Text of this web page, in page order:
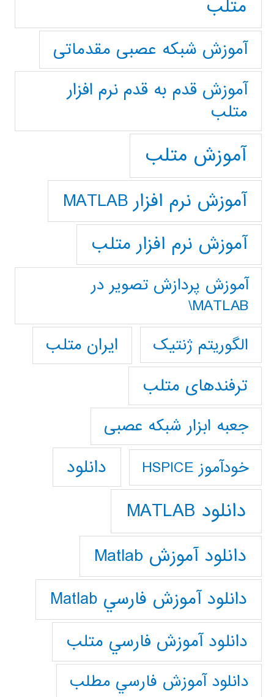
متلب
آموزش شبکه عصبی مقدماتی
آموزش قدم به قدم نرم افزار
متلب
آموزش متلب
آموزش نرم افزار MATLAB
آموزش نرم افزار متلب
آموزش پردازش تصوير در
MATLAB\
الگوریتم ژنتیک
ایران متلب
ترفندهای متلب
جعبه ابزار شبکه عصبی
خودآموز HSPICE دانلود
دانلود MATLAB
دانلود آموزش Matlab
دانلود آموزش فارسي Matlab
دانلود آموزش فارسي متلب
دانلود آموزش فارسي مطلب